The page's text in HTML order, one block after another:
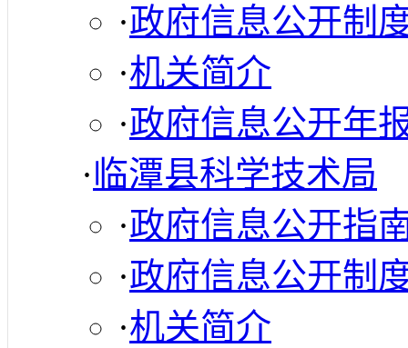
·政府信息公开制
·机关简介
·政府信息公开年
·临潭县科学技术局
·政府信息公开指
·政府信息公开制
·机关简介